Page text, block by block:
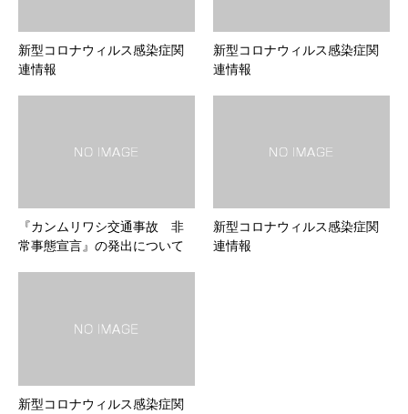
新型コロナウィルス感染症関
連情報
新型コロナウィルス感染症関
連情報
『カンムリワシ交通事故 非
常事態宣言』の発出について
新型コロナウィルス感染症関
連情報
新型コロナウィルス感染症関